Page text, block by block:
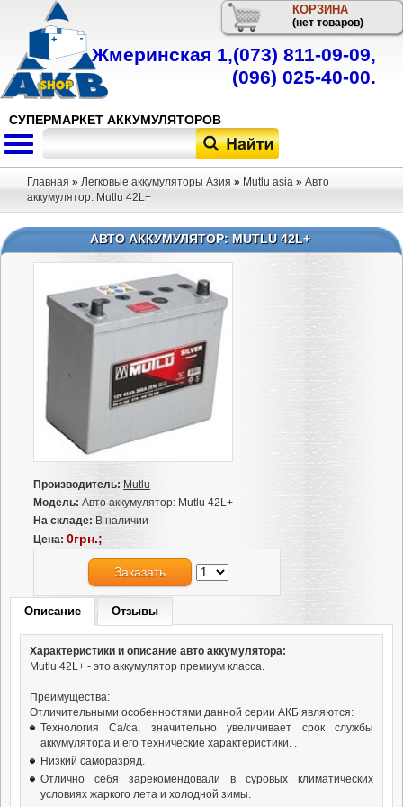
КОРЗИНА
(нет товаров)
СУПЕРМАРКЕТ АККУМУЛЯТОРОВ
Телефон
Жмеринская 1,(073) 811-09-09,
(096) 025-40-00.
Главная » Легковые аккумуляторы Азия » Mutlu asia » Авто
аккумулятор: Mutlu 42L+
АВТО АККУМУЛЯТОР: MUTLU 42L+
Производитель: Mutlu
Модель: Авто аккумулятор: Mutlu 42L+
На складе: В наличии
Цена: 0грн.;
Заказать
Описание Отзывы
Характеристики и описание авто аккумулятора:
Mutlu 42L+ - это аккумулятор премиум класса.
Преимущества:
Отличительными особенностями данной серии АКБ являются:
Технология Ca/ca, значительно увеличивает срок службы
аккумулятора и его технические характеристики. .
Низкий саморазряд.
Отлично себя зарекомендовали в суровых климатических
условиях жаркого лета и холодной зимы.